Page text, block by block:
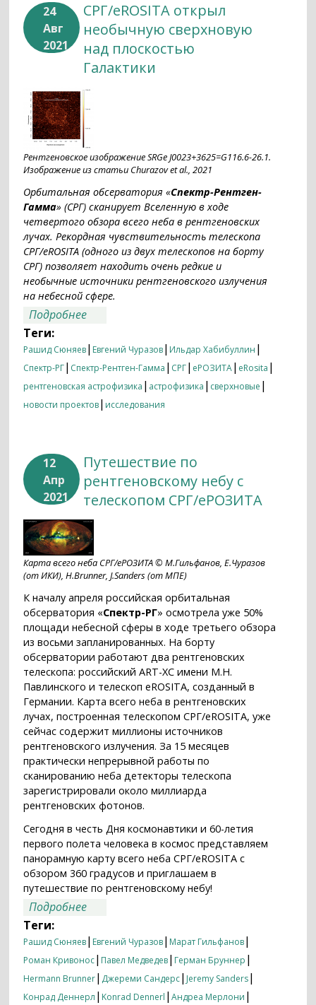
24
Авг
2021
СРГ/eROSITA открыл
необычную сверхновую
над плоскостью
Галактики
Рентгеновское изображение SRGe J0023+3625=G116.6-26.1.
Изображение из статьи Churazov et al., 2021
Орбитальная обсерватория «Спектр-Рентген-
Гамма» (СРГ) сканирует Вселенную в ходе
четвертого обзора всего неба в рентгеновских
лучах. Рекордная чувствительность телескопа
СРГ/eROSITA (одного из двух телескопов на борту
СРГ) позволяет находить очень редкие и
необычные источники рентгеновского излучения
на небесной сфере.
Подробнее
Теги:
Рашид Сюняев| Евгений Чуразов| Ильдар Хабибуллин |
Спектр-РГ| Спектр-Рентген-Гамма | СРГ| еРОЗИТА| eRosita |
рентгеновская астрофизика | астрофизика | сверхновые |
новости проектов| исследования
12
Апр
2021
Путешествие по
рентгеновскому небу с
телескопом СРГ/еРОЗИТА
Карта всего неба СРГ/еРОЗИТА © М.Гильфанов, Е.Чуразов
(от ИКИ), H.Brunner, J.Sanders (от МПЕ)
К началу апреля российская орбитальная
обсерватория «Спектр-РГ» осмотрела уже 50%
площади небесной сферы в ходе третьего обзора
из восьми запланированных. На борту
обсерватории работают два рентгеновских
телескопа: российский ART-XC имени М.Н.
Павлинского и телескоп eROSITA, созданный в
Германии. Карта всего неба в рентгеновских
лучах, построенная телескопом СРГ/eROSITA, уже
сейчас содержит миллионы источников
рентгеновского излучения. За 15 месяцев
практически непрерывной работы по
сканированию неба детекторы телескопа
зарегистрировали около миллиарда
рентгеновских фотонов.
Сегодня в честь Дня космонавтики и 60-летия
первого полета человека в космос представляем
панорамную карту всего неба СРГ/eROSITA с
обзором 360 градусов и приглашаем в
путешествие по рентгеновскому небу!
Подробнее
Теги:
Рашид Сюняев| Евгений Чуразов| Марат Гильфанов|
Роман Кривонос| Павел Медведев| Герман Бруннер |
Hermann Brunner| Джереми Сандерс| Jeremy Sanders|
Конрад Деннерл | Konrad Dennerl |Андреа Мерлони |